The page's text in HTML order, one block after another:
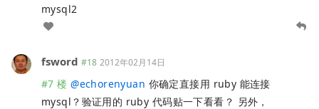
mysql2
fsword #18 2012年02月14日
#7 楼 @echorenyuan 你确定直接用 ruby 能连接
mysql？验证用的 ruby 代码贴一下看看？ 另外，